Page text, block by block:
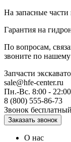
На запасные части
Гарантия на
По вопросам,
звоните по
Запчасти
sale@hfe-center.ru
Пн.-Вс. 8:00 - 22:00
8 (800) 555-86-73
Звонок бесплатный
О нас